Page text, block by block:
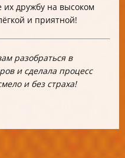
дружбу на высоком
и приятной!
разобраться в
и сделала процесс
и без страха!